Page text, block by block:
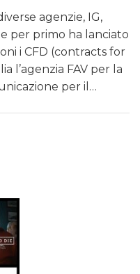
agenzie, IG,
per primo ha lanciato
i CFD (contracts for
l’agenzia FAV per la
per il…